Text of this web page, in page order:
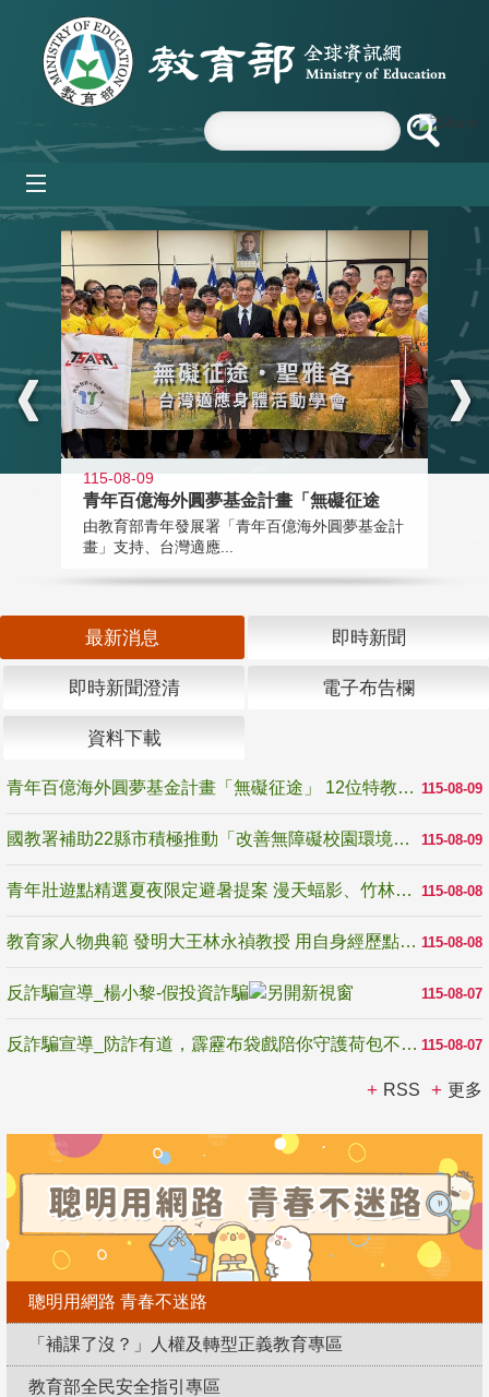
跳到主要內容區塊
:::
115-08-09
青年百億海外圓夢基金計畫「無礙征途
由教育部青年發展署「青年百億海外圓夢基金計
畫」支持、台灣適應...
最新消息 即時新聞
即時新聞澄清 電子布告欄
資料下載
115-08-09
青年百億海外圓夢基金計畫「無礙征途」 12位特教與弱勢青年勇闖西班牙 跨越感官限制見證生命蛻變
115-08-09
國教署補助22縣市積極推動「改善無障礙校園環境計畫」 打造友善、安全、無礙學習空間
115-08-08
青年壯遊點精選夏夜限定避暑提案 漫天蝠影、竹林尋蛙、茶香夜觀 邀青年暮色出發
115-08-08
教育家人物典範 發明大王林永禎教授 用自身經歷點亮學生的路
115-08-07
反詐騙宣導_楊小黎-假投資詐騙
115-08-07
反詐騙宣導_防詐有道，霹靂布袋戲陪你守護荷包不受騙
RSS 更多
聰明用網路 青春不迷路
「補課了沒？」人權及轉型正義教育專區
教育部全民安全指引專區